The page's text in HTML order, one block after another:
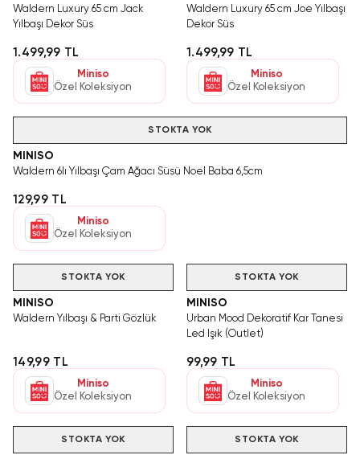
Waldern Luxury 65 cm Jack
Yılbaşı Dekor Süs
1.499,99 TL
Miniso
Özel Koleksiyon
Waldern Luxury 65 cm Joe Yılbaşı
Dekor Süs
1.499,99 TL
Miniso
Özel Koleksiyon
STOKTA YOK
MINISO
Waldern 6lı Yılbaşı Çam Ağacı Süsü Noel Baba 6,5cm
129,99 TL
Miniso
Özel Koleksiyon
STOKTA YOK
MINISO
Waldern Yılbaşı & Parti Gözlük
149,99 TL
Miniso
Özel Koleksiyon
STOKTA YOK
MINISO
Urban Mood Dekoratif Kar Tanesi
Led Işık (Outlet)
99,99 TL
Miniso
Özel Koleksiyon
STOKTA YOK STOKTA YOK